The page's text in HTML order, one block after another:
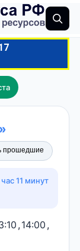
прошедшие
11 минут
,14:00 ,